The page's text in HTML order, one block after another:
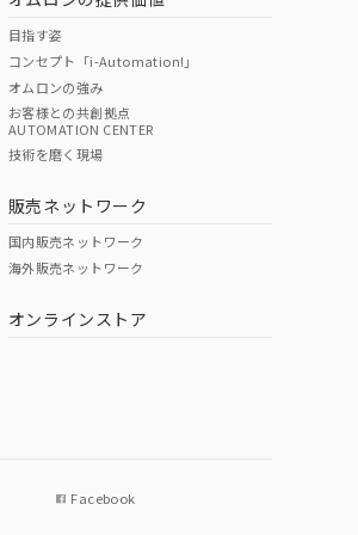
目指す姿
コンセプト「i-Automation!」
オムロンの強み
お客様との共創拠点
AUTOMATION CENTER
技術を磨く現場
販売ネットワーク
国内販売ネットワーク
海外販売ネットワーク
オンラインストア
Facebook